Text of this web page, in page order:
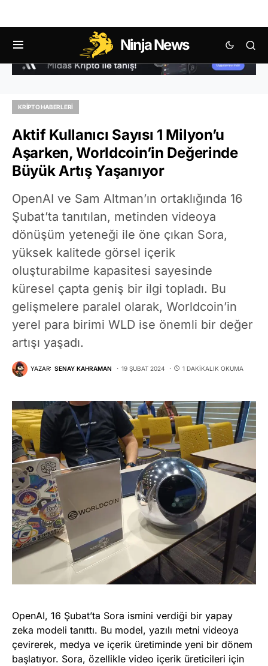
Ninja News
KRIPTO HABERLERI
Aktif Kullanıcı Sayısı 1 Milyon’u
Aşarken, Worldcoin’in Değerinde
Büyük Artış Yaşanıyor
OpenAI ve Sam Altman’ın ortaklığında 16
Şubat’ta tanıtılan, metinden videoya
dönüşüm yeteneği ile öne çıkan Sora,
yüksek kalitede görsel içerik
oluşturabilme kapasitesi sayesinde
küresel çapta geniş bir ilgi topladı. Bu
gelişmelere paralel olarak, Worldcoin’in
yerel para birimi WLD ise önemli bir değer
artışı yaşadı.
YAZAR: SENAY KAHRAMAN 19 ŞUBAT 2024 1 DAKIKALIK OKUMA
OpenAI, 16 Şubat’ta Sora ismini verdiği bir yapay
zeka modeli tanıttı. Bu model, yazılı metni videoya
çevirerek, medya ve içerik üretiminde yeni bir dönem
başlatıyor. Sora, özellikle video içerik üreticileri için